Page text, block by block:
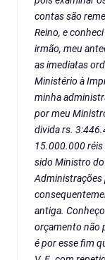
contas são
Reino, e
irmão, meu
as imediatas
Ministério à
minha
por meu
divida rs.
15.000.000 réis
sido Ministro
Administrações
antiga.
orçamento não
é por esse fim